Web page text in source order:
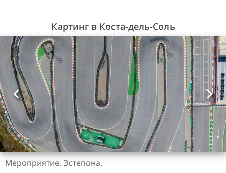
Картинг в Коста-дель-Соль
Мероприятие. Эстепона.